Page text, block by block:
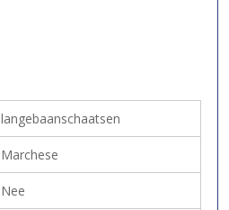
langebaanschaatsen
Marchese
Nee